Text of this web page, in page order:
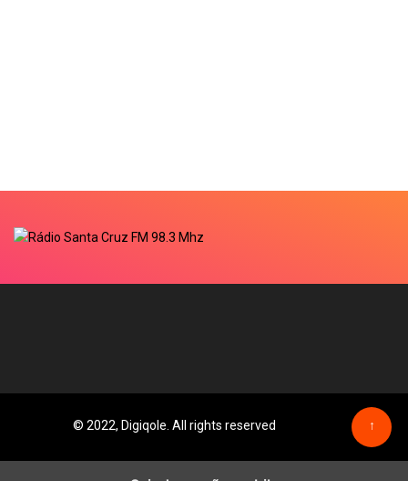
© 2022, Digiqole. All rights reserved ↑